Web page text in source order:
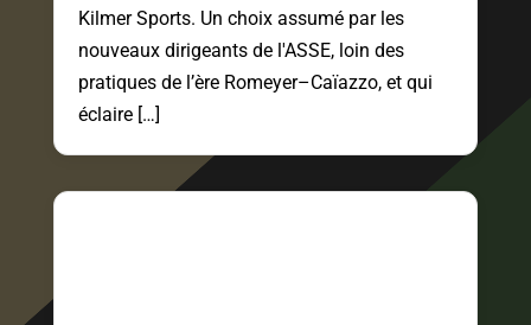
Kilmer Sports. Un choix assumé par les
nouveaux dirigeants de l'ASSE, loin des
pratiques de l’ère Romeyer–Caïazzo, et qui
éclaire […]